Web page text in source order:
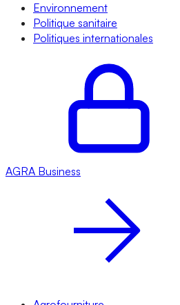
Environnement
Politique sanitaire
Politiques internationales
AGRA Business